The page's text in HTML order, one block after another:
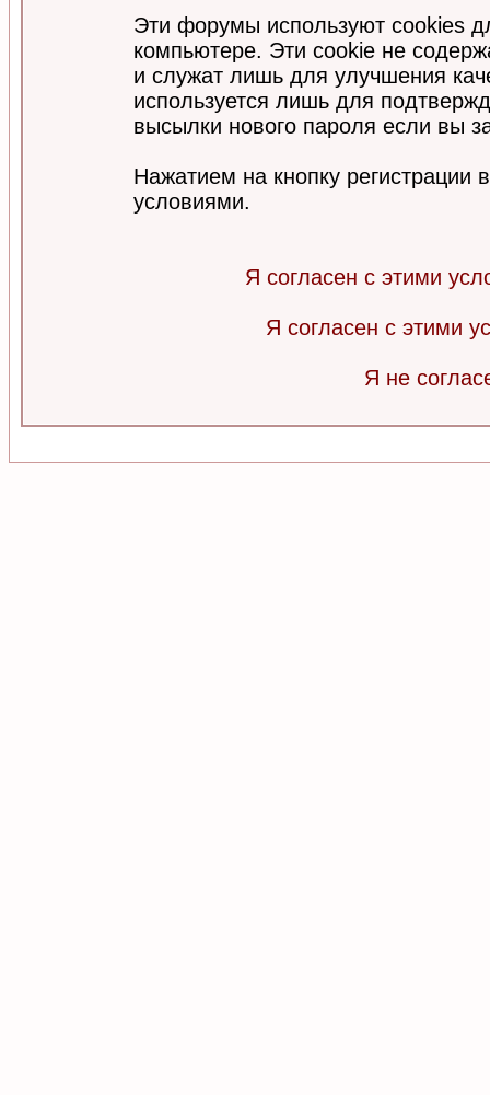
Эти форумы используют cookies
компьютере. Эти cookie не
и служат лишь для улучшения
используется лишь для
высылки нового пароля если вы
Нажатием на кнопку регистрации
условиями.
Я согласен с этими
Я согласен с этими
Я не